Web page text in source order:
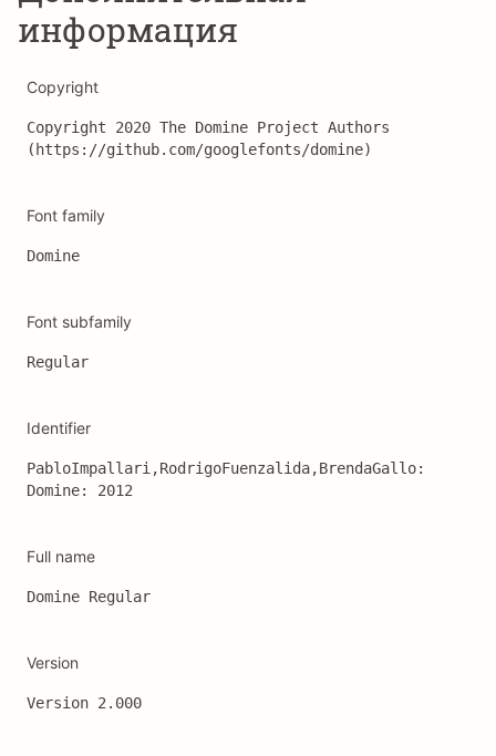
информация
Copyright
Copyright 2020 The Domine Project Authors
(https://github.com/googlefonts/domine)
Font family
Domine
Font subfamily
Regular
Identifier
PabloImpallari,RodrigoFuenzalida,BrendaGallo:
Domine: 2012
Full name
Domine Regular
Version
Version 2.000